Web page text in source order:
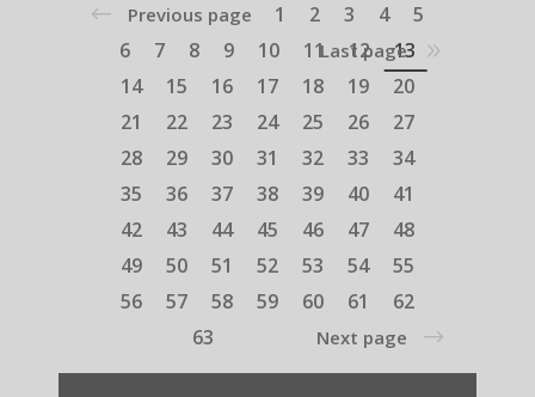
Previous page 1 2 3 4
5
6
7 8 9 10 11 12
13
14
15 16 17 18 19
20
21
22 23 24 25 26
27
28
29 30 31 32 33
34
35
36 37 38 39 40
41
42
43 44 45 46 47
48
49
50 51 52 53 54
55
56
57 58 59 60 61
62
63
Last page
Next page